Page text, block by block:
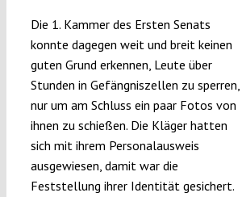
Die 1. Kammer des Ersten Senats
konnte dagegen weit und breit keinen
guten Grund erkennen, Leute über
Stunden in Gefängniszellen zu sperren,
nur um am Schluss ein paar Fotos von
ihnen zu schießen. Die Kläger hatten
sich mit ihrem Personalausweis
ausgewiesen, damit war die
Feststellung ihrer Identität gesichert.